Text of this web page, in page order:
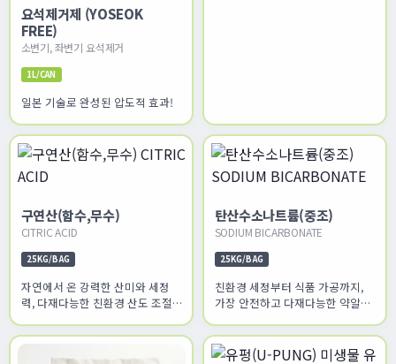
요석제거제 (YOSEOK
FREE)
소변기, 좌변기 요석제거
1L/CAN
일본 기술로 완성된 압도적 효과!
구연산(함수,무수)
CITRIC ACID
25KG/BAG
자연에서 온 강력한 산미와 세정
력, 다재다능한 친환경 산도 조절
탄산수소나트륨(중조)
SODIUM BICARBONATE
25KG/BAG
친환경 세정부터 식품 가공까지,
가장 안전하고 다재다능한 약알칼